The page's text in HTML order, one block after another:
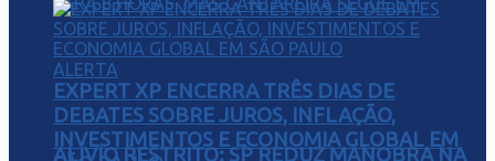
ALÍVIO RESTRITO: SP REDUZ MANOBRA NA
EXPERT XP ENCERRA TRÊS DIAS DE
DEBATES SOBRE JUROS, INFLAÇÃO,
INVESTIMENTOS E ECONOMIA GLOBAL EM